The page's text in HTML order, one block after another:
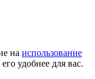
на использование
удобнее для вас.